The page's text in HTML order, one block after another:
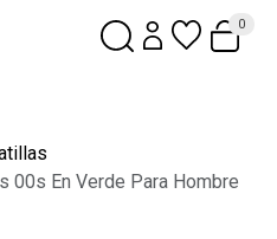
0
00s En Verde Para Hombre